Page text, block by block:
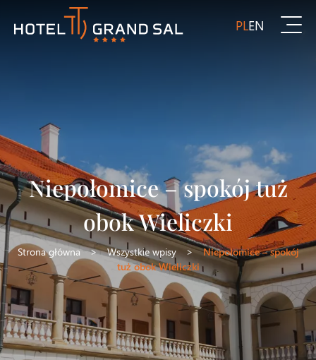
EN
PL
Niepołomice – spokój tuż
obok Wieliczki
Strona główna > Wszystkie wpisy > Niepołomice – spokój
tuż obok Wieliczki